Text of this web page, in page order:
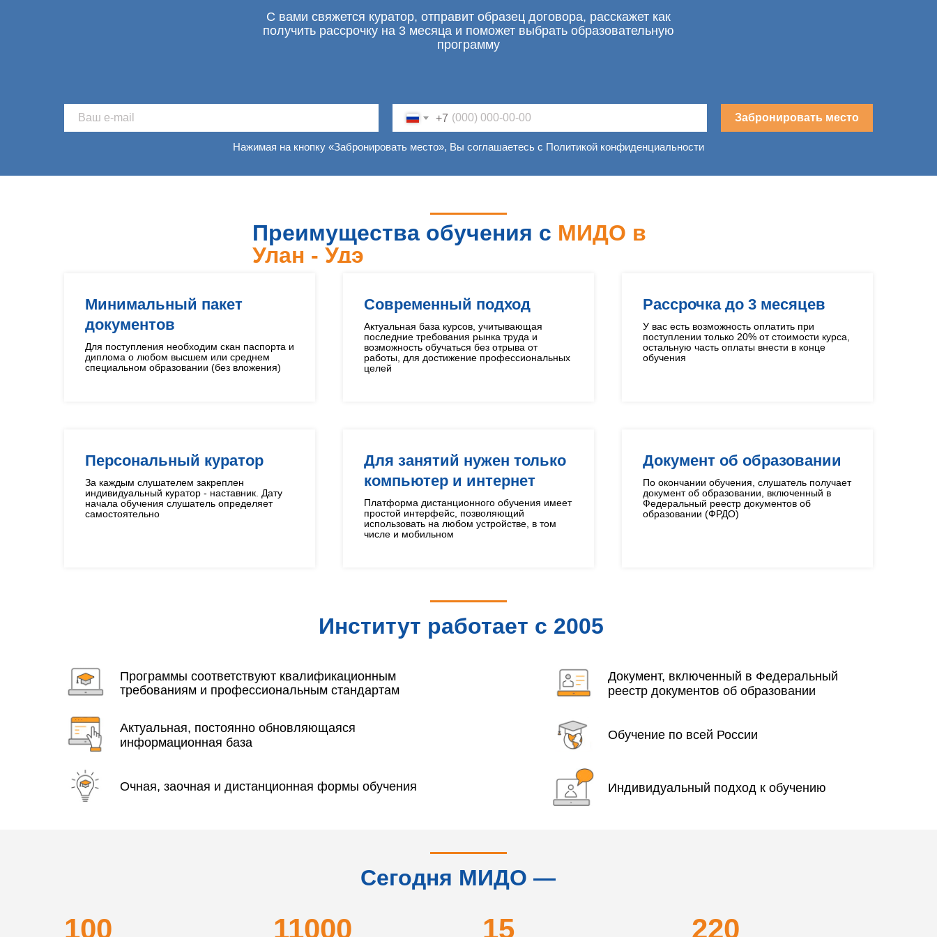
С вами свяжется куратор, отправит образец договора, расскажет как
получить рассрочку на 3 месяца и поможет выбрать образовательную
программу
+7 Забронировать место
Нажимая на кнопку «Забронировать место», Вы соглашаетесь с Политикой конфиденциальности
Преимущества обучения с МИДО в
Улан - Удэ
Минимальный пакет
документов
Для поступления необходим скан паспорта и
диплома о любом высшем или среднем
специальном образовании (без вложения)
Современный подход
Актуальная база курсов, учитывающая
последние требования рынка труда и
возможность обучаться без отрыва от
работы, для достижение профессиональных
целей
Рассрочка до 3 месяцев
У вас есть возможность оплатить при
поступлении только 20% от стоимости курса,
остальную часть оплаты внести в конце
обучения
Персональный куратор
За каждым слушателем закреплен
индивидуальный куратор - наставник. Дату
начала обучения слушатель определяет
самостоятельно
Для занятий нужен только
компьютер и интернет
Платформа дистанционного обучения имеет
простой интерфейс, позволяющий
использовать на любом устройстве, в том
числе и мобильном
Документ об образовании
По окончании обучения, слушатель получает
документ об образовании, включенный в
Федеральный реестр документов об
образовании (ФРДО)
Институт работает с 2005
Программы соответствуют квалификационным
требованиям и профессиональным стандартам
Документ, включенный в Федеральный
реестр документов об образовании
Актуальная, постоянно обновляющаяся
информационная база
Обучение по всей России
Очная, заочная и дистанционная формы обучения Индивидуальный подход к обучению
Сегодня МИДО —
100 11000 15 220